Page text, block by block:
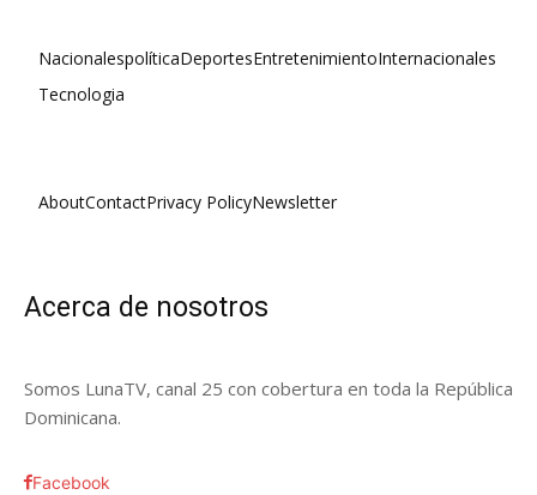
NacionalespolíticaDeportesEntretenimientoInternacionales
Tecnologia
AboutContactPrivacy PolicyNewsletter
Acerca de nosotros
Somos LunaTV, canal 25 con cobertura en toda la República
Dominicana.
Facebook